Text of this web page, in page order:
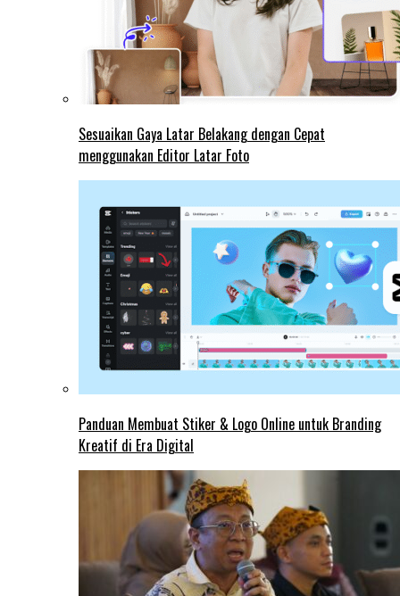
Sesuaikan Gaya Latar Belakang dengan Cepat
menggunakan Editor Latar Foto
Panduan Membuat Stiker & Logo Online untuk Branding
Kreatif di Era Digital